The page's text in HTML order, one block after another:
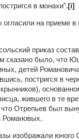
в монахи”.[i]
огласили на приеме в
приказ
сказано было, что
детей
постригся в
жившего в те
Отрепьев был
Романовых.
изображали юного